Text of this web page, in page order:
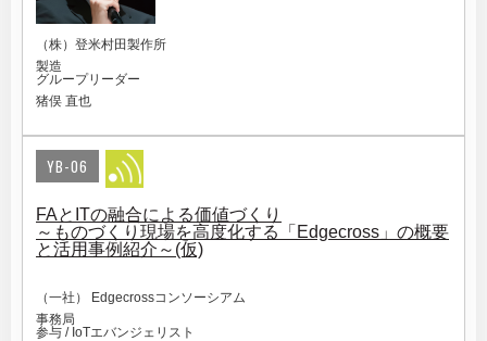
（株）登米村田製作所
製造
グループリーダー
猪俣 直也
YB-06
FAとITの融合による価値づくり
～ものづくり現場を高度化する「Edgecross」の概要
と活用事例紹介～(仮)
（一社） Edgecrossコンソーシアム
事務局
参与 / IoTエバンジェリスト